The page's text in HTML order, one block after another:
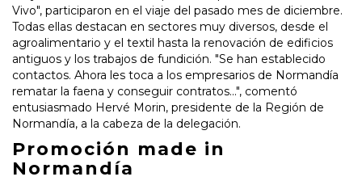
Vivo", participaron en el viaje del pasado mes de diciembre.
Todas ellas destacan en sectores muy diversos, desde el
agroalimentario y el textil hasta la renovación de edificios
antiguos y los trabajos de fundición. "Se han establecido
contactos. Ahora les toca a los empresarios de Normandía
rematar la faena y conseguir contratos...", comentó
entusiasmado Hervé Morin, presidente de la Región de
Normandía, a la cabeza de la delegación.
Promoción made in
Normandía